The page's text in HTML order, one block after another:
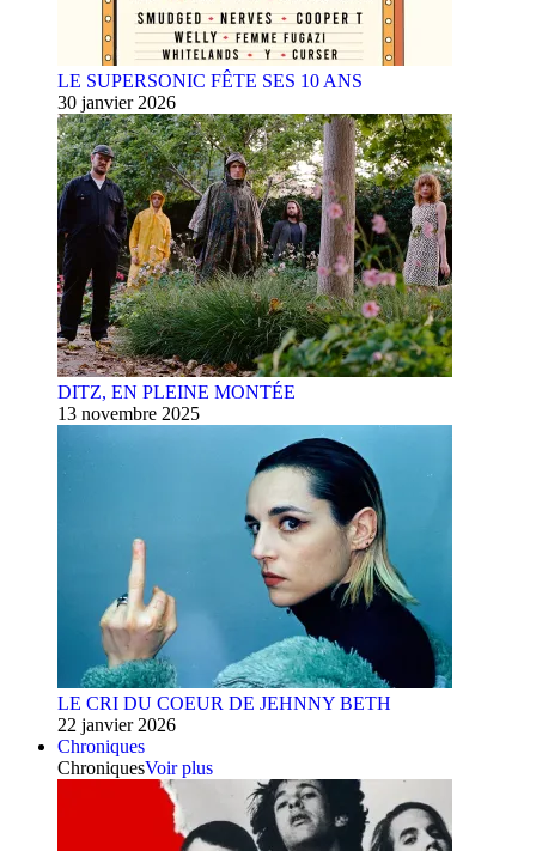
LE SUPERSONIC FÊTE SES 10 ANS
30 janvier 2026
DITZ, EN PLEINE MONTÉE
13 novembre 2025
LE CRI DU COEUR DE JEHNNY BETH
22 janvier 2026
Chroniques
ChroniquesVoir plus